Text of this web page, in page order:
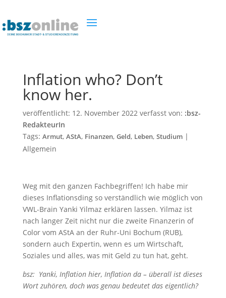
Inflation who? Don’t
know her.
veröffentlicht: 12. November 2022verfasst von: :bsz-
RedakteurIn
Tags: Armut, AStA, Finanzen, Geld, Leben, Studium|
Allgemein
Weg mit den ganzen Fachbegriffen! Ich habe mir
dieses Inflationsding so verständlich wie möglich von
VWL-Brain Yanki Yilmaz erklären lassen. Yilmaz ist
nach langer Zeit nicht nur die zweite Finanzerin of
Color vom AStA an der Ruhr-Uni Bochum (RUB),
sondern auch Expertin, wenn es um Wirtschaft,
Soziales und alles, was mit Geld zu tun hat, geht.
bsz: Yanki, Inflation hier, Inflation da – überall ist dieses
Wort zuhören, doch was genau bedeutet das eigentlich?